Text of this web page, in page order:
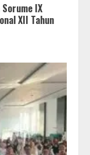
IX
XII Tahun